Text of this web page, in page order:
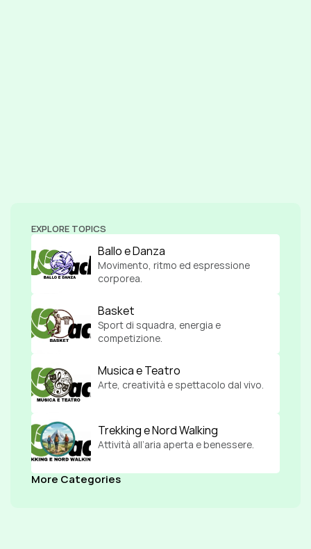
EXPLORE TOPICS
Ballo e Danza
Movimento, ritmo ed espressione
corporea.
Basket
Sport di squadra, energia e
competizione.
Musica e Teatro
Arte, creatività e spettacolo dal vivo.
Trekking e Nord Walking
Attività all’aria aperta e benessere.
More Categories